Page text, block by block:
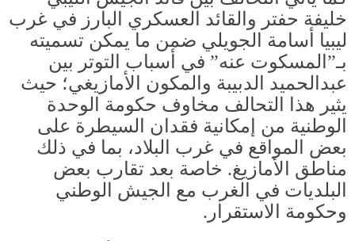
خليفة حفتر والقائد العسكري البارز في غرب
ليبيا أسامة الجويلي ضمن ما يمكن تسميته
بـ”المسكوت عنه” في أسباب التوتر بين
عبدالحميد الدبيبة والمكون الأمازيغي؛ حيث
يثير هذا التحالف مخاوف حكومة الوحدة
الوطنية من إمكانية فقدان السيطرة على
بعض المواقع في غرب البلاد، بما في ذلك
مناطق الأمازيغ. خاصة بعد تقارب بعض
البلديات في الغرب مع الجيش الوطني
وحكومة الاستقرار .